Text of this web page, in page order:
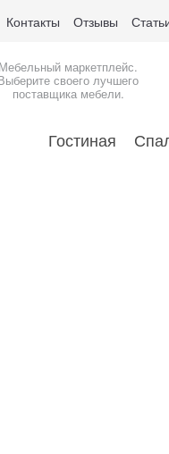
Контакты Отзывы
Мебельный маркетплейс.
своего лучшего
поставщика мебели.
Гостиная